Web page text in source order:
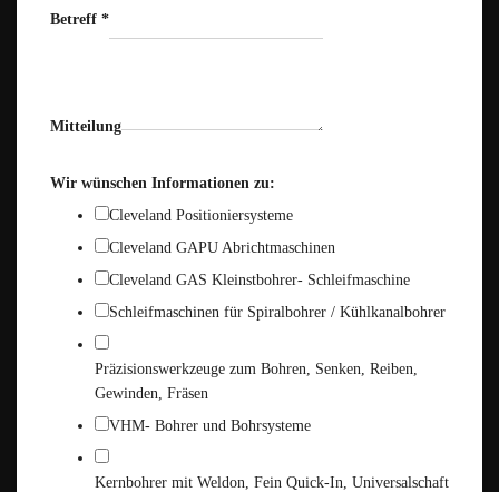
Betreff *
Mitteilung
Wir wünschen Informationen zu:
Cleveland Positioniersysteme
Cleveland GAPU Abrichtmaschinen
Cleveland GAS Kleinstbohrer- Schleifmaschine
Schleifmaschinen für Spiralbohrer / Kühlkanalbohrer
Präzisionswerkzeuge zum Bohren, Senken, Reiben,
Gewinden, Fräsen
VHM- Bohrer und Bohrsysteme
Kernbohrer mit Weldon, Fein Quick-In, Universalschaft